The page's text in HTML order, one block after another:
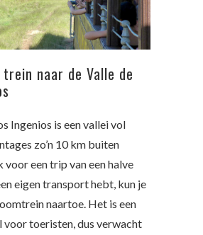
naar de Valle de
Ingenios is een vallei vol
zo’n 10 km buiten
voor een trip van een halve
eigen transport hebt, kun je
naartoe. Het is een
voor toeristen, dus verwacht